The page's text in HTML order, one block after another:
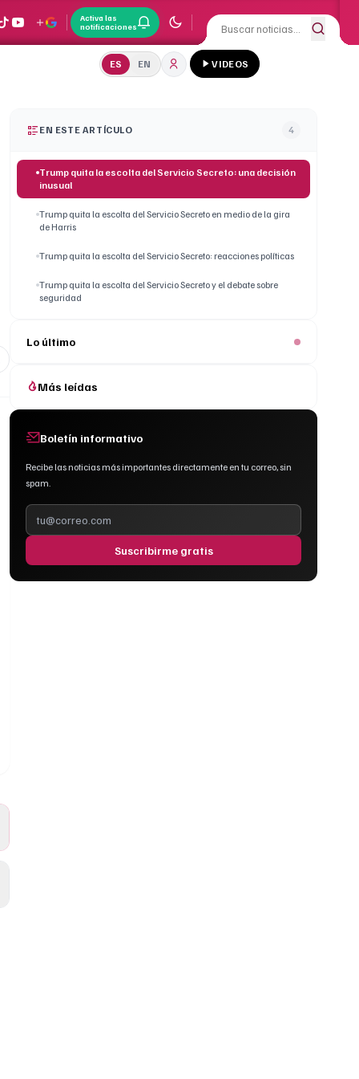
Activa las
notificaciones
ES EN VIDEOS
EN ESTE ARTÍCULO 4
Trump quita la escolta del Servicio Secreto: una decisión
inusual
Trump quita la escolta del Servicio Secreto en medio de la gira
de Harris
Trump quita la escolta del Servicio Secreto: reacciones políticas
Trump quita la escolta del Servicio Secreto y el debate sobre
seguridad
Lo último
Más leídas
Boletín informativo
Recibe las noticias más importantes directamente en tu correo, sin
spam.
Suscribirme gratis